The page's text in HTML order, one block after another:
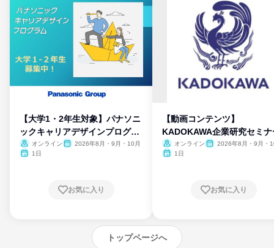
【大学1・2年生対象】パナソニ
ックキャリアデザインプログラ
ム
オンライン
2026年8月・9月・10月
1日
お気に入り
【動画コンテンツ】
KADOKAWA企業研究セミナ
オンライン
2026年8月・9月・
1日
お気に入り
トップページへ